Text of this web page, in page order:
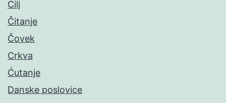
Cilj
Čitanje
Čovek
Crkva
Ćutanje
Danske poslovice